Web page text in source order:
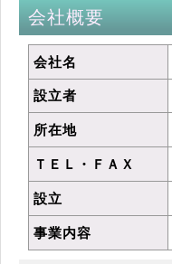
会社概要
会社名
設立者
所在地
ＴＥＬ・ＦＡＸ
設立
事業内容